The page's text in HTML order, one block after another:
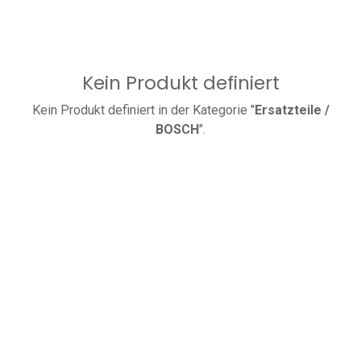
Kein Produkt definiert
Kein Produkt definiert in der Kategorie " Ersatzteile /
BOSCH".